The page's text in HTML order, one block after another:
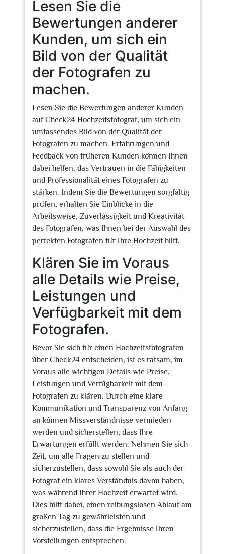
Lesen Sie die
Bewertungen anderer
Kunden, um sich ein
Bild von der Qualität
der Fotografen zu
machen.
Lesen Sie die Bewertungen anderer Kunden
auf Check24 Hochzeitsfotograf, um sich ein
umfassendes Bild von der Qualität der
Fotografen zu machen. Erfahrungen und
Feedback von früheren Kunden können Ihnen
dabei helfen, das Vertrauen in die Fähigkeiten
und Professionalität eines Fotografen zu
stärken. Indem Sie die Bewertungen sorgfältig
prüfen, erhalten Sie Einblicke in die
Arbeitsweise, Zuverlässigkeit und Kreativität
des Fotografen, was Ihnen bei der Auswahl des
perfekten Fotografen für Ihre Hochzeit hilft.
Klären Sie im Voraus
alle Details wie Preise,
Leistungen und
Verfügbarkeit mit dem
Fotografen.
Bevor Sie sich für einen Hochzeitsfotografen
über Check24 entscheiden, ist es ratsam, im
Voraus alle wichtigen Details wie Preise,
Leistungen und Verfügbarkeit mit dem
Fotografen zu klären. Durch eine klare
Kommunikation und Transparenz von Anfang
an können Missverständnisse vermieden
werden und sicherstellen, dass Ihre
Erwartungen erfüllt werden. Nehmen Sie sich
Zeit, um alle Fragen zu stellen und
sicherzustellen, dass sowohl Sie als auch der
Fotograf ein klares Verständnis davon haben,
was während Ihrer Hochzeit erwartet wird.
Dies hilft dabei, einen reibungslosen Ablauf am
großen Tag zu gewährleisten und
sicherzustellen, dass die Ergebnisse Ihren
Vorstellungen entsprechen.